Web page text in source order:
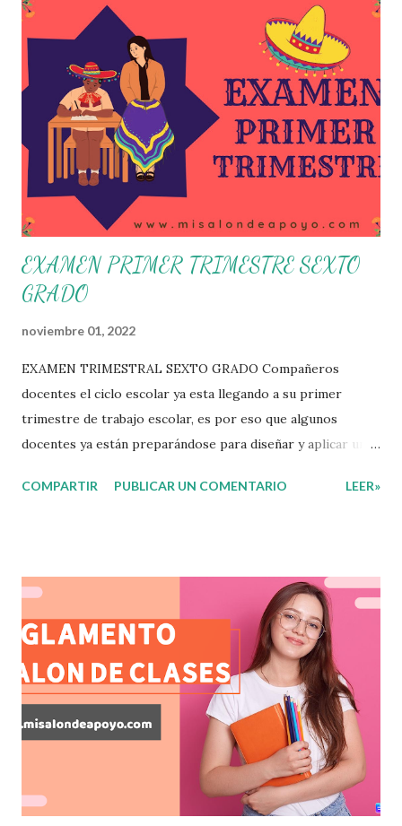
propone que el colectivo docente tome decisiones sobre
su organización, la gestión del tiempo acorde a las
necesidades de la escuela y las acciones que decidan
emprender para apropiarse y resignificar el Plan de
Estudio dentro y fuera de este espacio. En esta Primera
Sesión Ordinaria se les invita a que reflexionen y acuerden
posibles acciones a realizar colaborativamente en la escuela
y con la comunidad, a fin de atender las problemáticas
identificadas. Compañeros docentes en est...
EXAMEN PRIMER TRIMESTRE SEXTO
GRADO
noviembre 01, 2022
EXAMEN TRIMESTRAL SEXTO GRADO Compañeros
docentes el ciclo escolar ya esta llegando a su primer
trimestre de trabajo escolar, es por eso que algunos
docentes ya están preparándose para diseñar y aplicar una
por parte de nuestros aprendientes. El examen consta de
aprendizajes claves que sus nuevos aprendientes ya
lograron alcanzar y de aquellos que aun necesitan
consolidar. Esto con la finalidad de que elaboramos un
plan de intervención adecuado para atender las necesidades
que nuestro grupo requiera de acuerdo a los resultados del
examen trimestral que apliquemos. Sin mas que decir les
damos las gracias para seguir apoyándonos en este nuevo
blog educativo y gracias por su preferencia. Recuerden
que todo material que aquí se comparte solo se hac...
COMPARTIR PUBLICAR UN COMENTARIO LEER»